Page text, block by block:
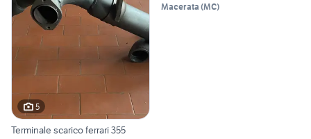
5
Terminale scarico ferrari 355
Macerata (MC)